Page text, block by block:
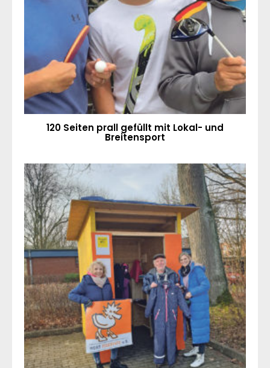
120 Seiten prall gefüllt mit Lokal- und
Breitensport